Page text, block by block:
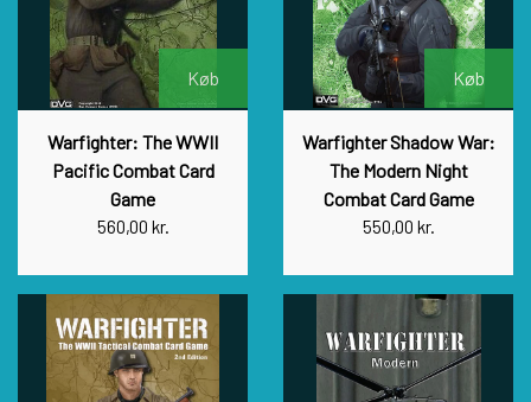
Køb
Warfighter: The WWII
Pacific Combat Card
Game
560,00 kr.
Køb
Warfighter Shadow War:
The Modern Night
Combat Card Game
550,00 kr.